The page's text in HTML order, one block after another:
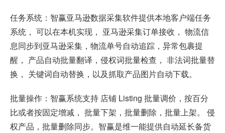
任务系统：智赢亚马逊数据采集软件提供本地客户端任务
系统， 可以在本机实现， 亚马逊采集订单接收， 物流信
息同步到亚马逊采集，物流单号自动追踪，异常包裹提
醒， 产品自动批量翻译，侵权词批量检查， 非法词批量替
换， 关键词自动替换，以及抓取产品图片自动下载。
批量操作：智赢系统支持 店铺 Listing 批量调价，按百分
比或者按固定增减， 批量下架，批量删除，批量上架。 侵
权产品，批量删除同步。智赢是维一能提供自动延长备货